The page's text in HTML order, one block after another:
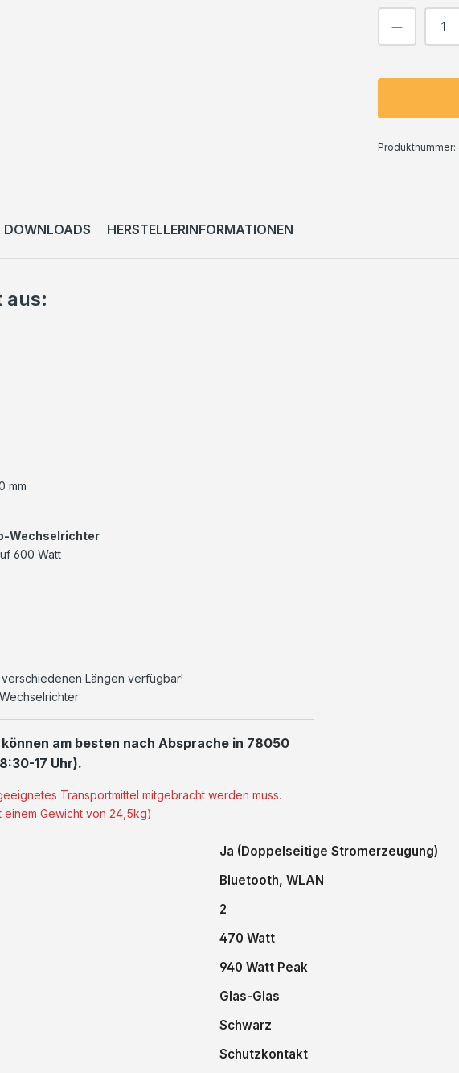
Produktnummer:
DOWNLOADS HERSTELLERINFORMATIONEN
aus:
mm
Wechselrichter
600 Watt
Längen verfügbar!
am besten nach Absprache in 78050
17 Uhr).
Transportmittel mitgebracht werden muss.
einem Gewicht von 24,5kg)
Ja (Doppelseitige Stromerzeugung)
Bluetooth, WLAN
2
470 Watt
940 Watt Peak
Glas-Glas
Schwarz
Schutzkontakt